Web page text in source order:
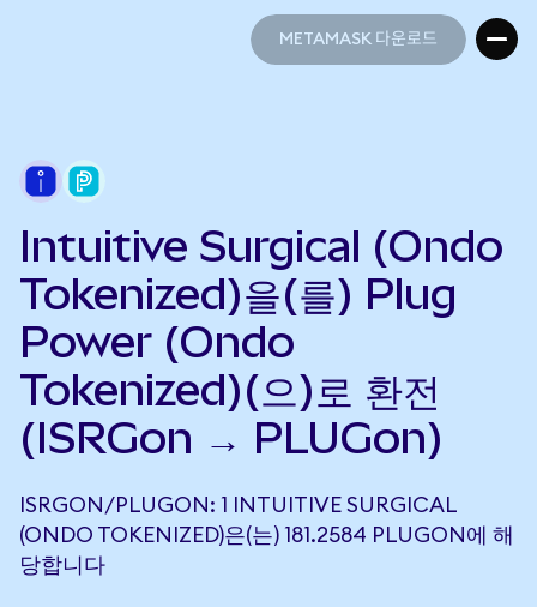
METAMASK 다운로드
Intuitive Surgical (Ondo
Tokenized)을(를) Plug
Power (Ondo
Tokenized)(으)로 환전
(ISRGon → PLUGon)
ISRGON/PLUGON: 1 INTUITIVE SURGICAL
(ONDO TOKENIZED)은(는) 181.2584 PLUGON에 해
당합니다